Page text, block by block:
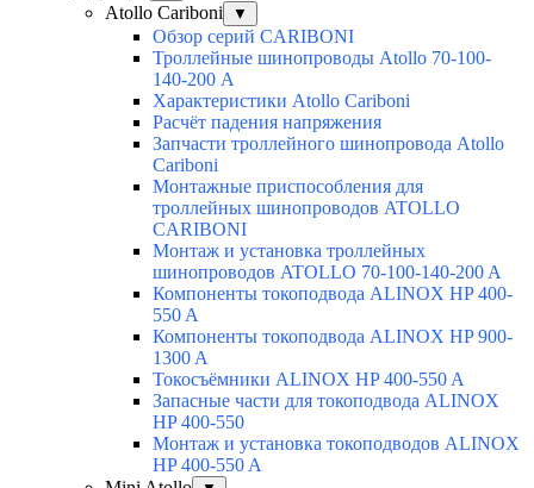
Atollo Cariboni ▼
Обзор серий CARIBONI
Троллейные шинопроводы Atollo 70-100-
140-200 А
Характеристики Atollo Cariboni
Расчёт падения напряжения
Запчасти троллейного шинопровода Atollo
Cariboni
Монтажные приспособления для
троллейных шинопроводов ATOLLO
CARIBONI
Монтаж и установка троллейных
шинопроводов ATOLLO 70-100-140-200 A
Компоненты токоподвода ALINOX HP 400-
550 A
Компоненты токоподвода ALINOX HP 900-
1300 A
Токосъёмники ALINOX HP 400-550 A
Запасные части для токоподвода ALINOX
HP 400-550
Монтаж и установка токоподводов ALINOX
HP 400-550 A